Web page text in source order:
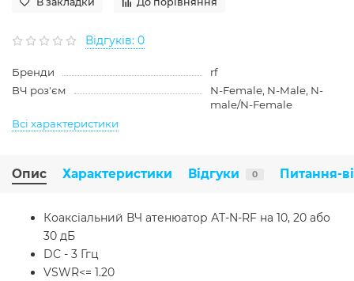
Відгуків: 0
Бренди
rf
ВЧ роз'єм
N-Female, N-Male, N-
male/N-Female
Всі характеристики
Опис Характеристики Відгуки 0 Питання-
Коаксіальний ВЧ атенюатор АТ-N-RF на 10, 20 або
30 дБ
DC - 3 Ггц
VSWR<= 1.20